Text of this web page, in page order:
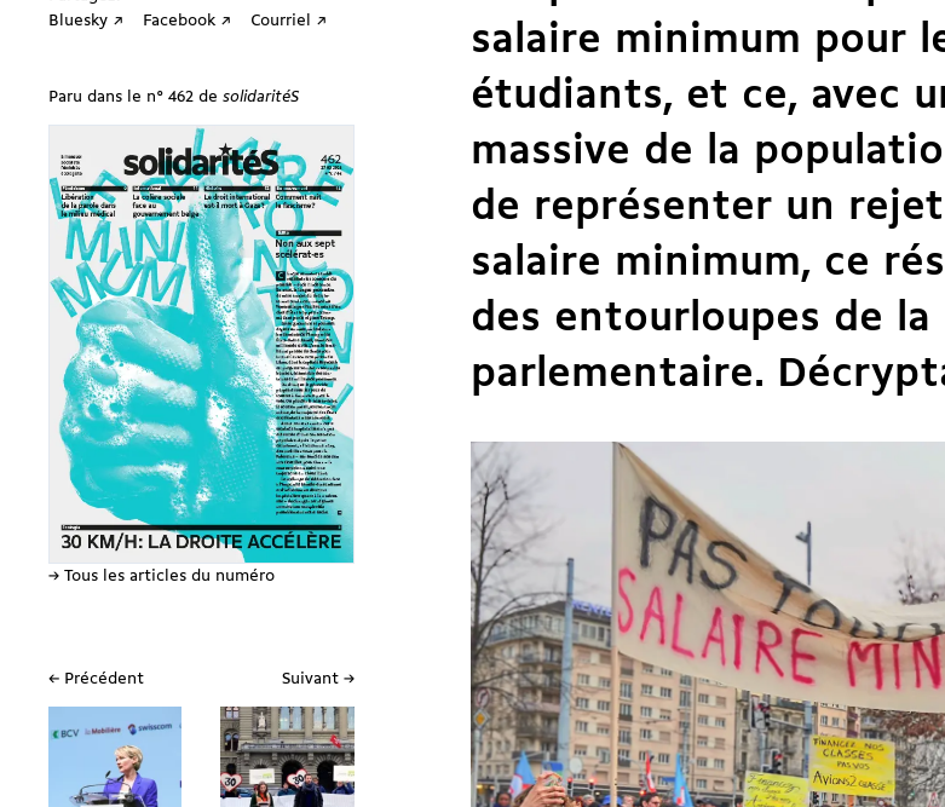
Bluesky ↗
Facebook ↗ Courriel ↗
Paru dans le n° 462 de solidaritéS
→ Tous les articles du numéro
← Précédent Suivant →
salaire minimum pour
étudiants, et ce, avec
massive de la
de représenter un
salaire minimum, ce
des entourloupes de
parlementaire.